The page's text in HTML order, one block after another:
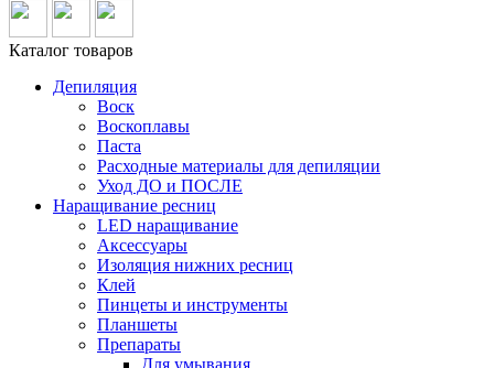
Каталог товаров
Депиляция
Воск
Воскоплавы
Паста
Расходные материалы для депиляции
Уход ДО и ПОСЛЕ
Наращивание ресниц
LED наращивание
Аксессуары
Изоляция нижних ресниц
Клей
Пинцеты и инструменты
Планшеты
Препараты
Для умывания